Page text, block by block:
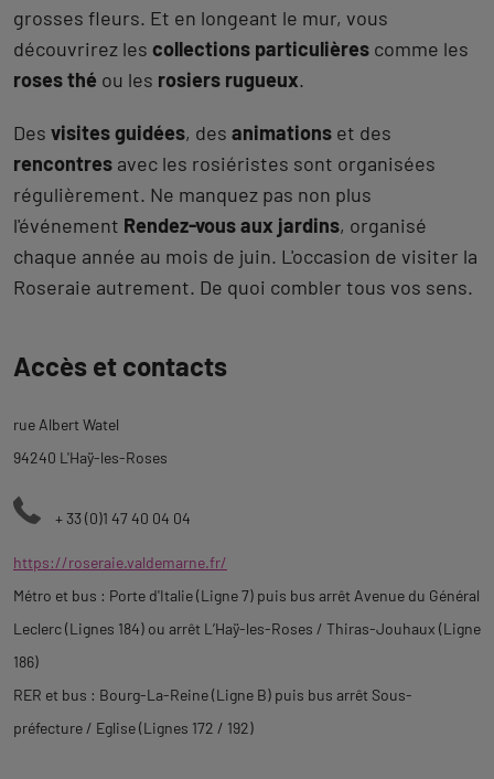
grosses fleurs. Et en longeant le mur, vous
découvrirez les collections particulières comme les
roses thé ou les rosiers rugueux.
Des visites guidées, des animations et des
rencontres avec les rosiéristes sont organisées
régulièrement. Ne manquez pas non plus
l'événement Rendez-vous aux jardins, organisé
chaque année au mois de juin. L'occasion de visiter la
Roseraie autrement. De quoi combler tous vos sens.
àAccès et contacts
rue Albert Watel
94240 L'Haÿ-les-Roses
+ 33 (0)1 47 40 04 04
https://roseraie.valdemarne.fr/
Métro et bus : Porte d'Italie (Ligne 7) puis bus arrêt Avenue du Général
Leclerc (Lignes 184) ou arrêt L’Haÿ-les-Roses / Thiras-Jouhaux (Ligne
186)
RER et bus : Bourg-La-Reine (Ligne B) puis bus arrêt Sous-
préfecture / Eglise (Lignes 172 / 192)